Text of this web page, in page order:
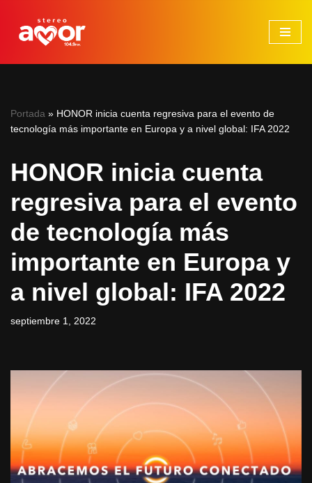
Saltar
Portada » HONOR inicia cuenta regresiva para el evento de
tecnología más importante en Europa y a nivel global: IFA 2022
HONOR inicia cuenta
regresiva para el evento
de tecnología más
importante en Europa y
a nivel global: IFA 2022
septiembre 1, 2022